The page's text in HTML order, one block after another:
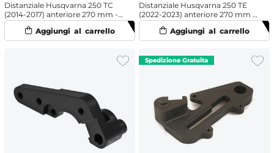
Distanziale Husqvarna 250 TC
(2014-2017) anteriore 270 mm -
Moto Master
Distanziale Husqvarna 250 TE
(2022-2023) anteriore 270 mm -
Moto Master